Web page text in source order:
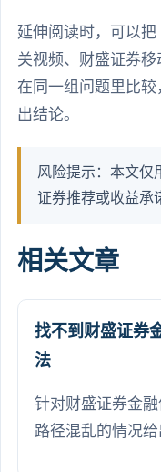
延伸阅读时，可以
关视频、财盛证券
在同一组问题里比
出结论。
风险提示：本文仅
证券推荐或收益承
相关文章
找不到财盛证券
法
针对财盛证券金
路径混乱的情况给